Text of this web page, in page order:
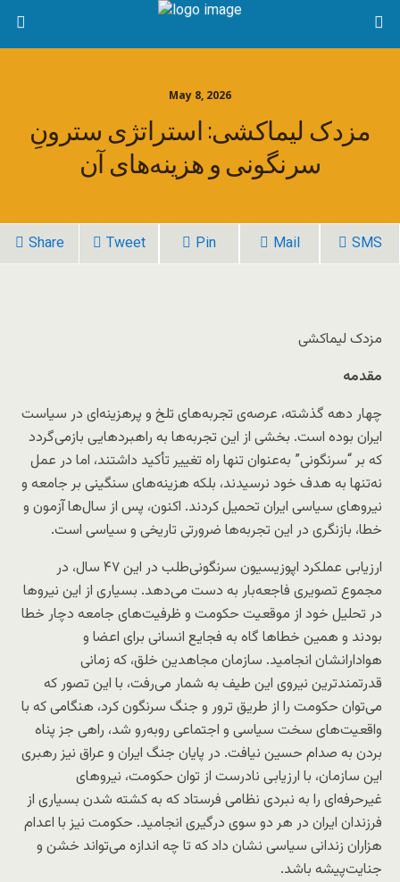
May 8, 2026
مزدک لیماکشی: استراتژی سترونِ
سرنگونی و هزینه‌های آن
Share Tweet Pin Mail SMS
مزدک لیماکشی
مقدمه
چهار دهه گذشته، عرصه‌ی تجربه‌های تلخ و پرهزینه‌ای در سیاست
ایران بوده است. بخشی از این تجربه‌ها به راهبردهایی بازمی‌گردد
که بر “سرنگونی” به‌عنوان تنها راه تغییر تأکید داشتند، اما در عمل
نه‌تنها به هدف خود نرسیدند، بلکه هزینه‌های سنگینی بر جامعه و
نیروهای سیاسی ایران تحمیل کردند. اکنون، پس از سال‌ها آزمون و
خطا، بازنگری در این تجربه‌ها ضرورتی تاریخی و سیاسی است.
ارزیابی عملکرد اپوزیسیون سرنگونی‌طلب در این ۴۷ سال، در
مجموع تصویری فاجعه‌بار به دست می‌دهد. بسیاری از این نیروها
در تحلیل خود از موقعیت حکومت و ظرفیت‌های جامعه دچار خطا
بودند و همین خطاها گاه به فجایع انسانی برای اعضا و
هوادارانشان انجامید. سازمان مجاهدین خلق، که زمانی
قدرتمندترین نیروی این طیف به شمار می‌رفت، با این تصور که
می‌توان حکومت را از طریق ترور و جنگ سرنگون کرد، هنگامی که با
واقعیت‌های سخت سیاسی و اجتماعی روبه‌رو شد، راهی جز پناه
بردن به صدام حسین نیافت. در پایان جنگ ایران و عراق نیز رهبری
این سازمان، با ارزیابی نادرست از توان حکومت، نیروهای
غیرحرفه‌ای را به نبردی نظامی فرستاد که به کشته شدن بسیاری از
فرزندان ایران در هر دو سوی درگیری انجامید. حکومت نیز با اعدام
هزاران زندانی سیاسی نشان داد که تا چه اندازه می‌تواند خشن و
جنایت‌پیشه باشد.